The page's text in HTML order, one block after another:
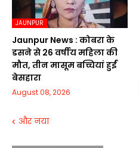
JAUNPUR
Jaunpur News : कोबरा के
डसने से 26 वर्षीय महिला की
मौत, तीन मासूम बच्चियां हुईं
बेसहारा
August 08, 2026
और नया